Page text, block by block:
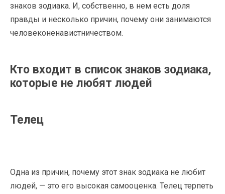
знаков зодиака. И, собственно, в нем есть доля
правды и несколько причин, почему они занимаются
человеконенавистничеством.
Кто входит в список знаков зодиака,
которые не любят людей
Телец
Одна из причин, почему этот знак зодиака не любит
людей, — это его высокая самооценка. Телец терпеть